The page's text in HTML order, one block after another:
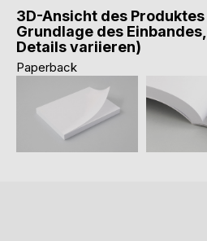
3D-Ansicht des
Grundlage des
Details variieren)
Paperback